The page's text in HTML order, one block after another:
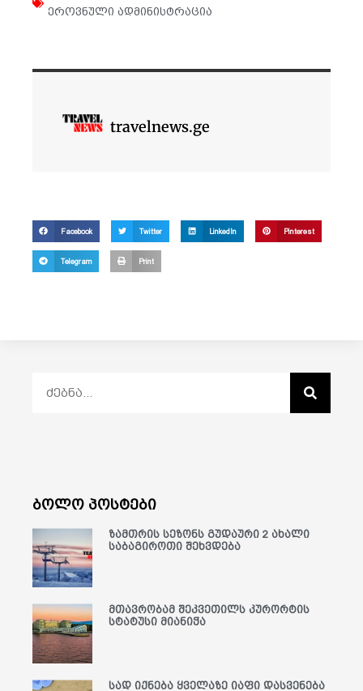
ეროვნული ადმინისტრაცია
travelnews.ge
Facebook Twitter LinkedIn Pinterest
Telegram Print
ბოლო პოსტები
ზამთრის სეზონს გუდაური 2 ახალი
საბაგიროთი შეხვდება
მთავრობამ შეკვეთილს კურორტის
სტატუსი მიანიჭა
სად იქნება ყველაზე იაფი დასვენება